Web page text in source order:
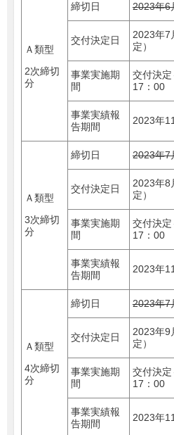
Ａ類型
2次締切
分
締切日 2023年6
交付決定日
2023年7
定）
事業実施期
間
交付決定
17：00
事業実績報
告期間
2023年
Ａ類型
3次締切
分
締切日 2023年7
交付決定日
2023年8
定）
事業実施期
間
交付決定
17：00
事業実績報
告期間
2023年
Ａ類型
4次締切
分
締切日 2023年7
交付決定日
2023年9
定）
事業実施期
間
交付決定
17：00
事業実績報
告期間
2023年